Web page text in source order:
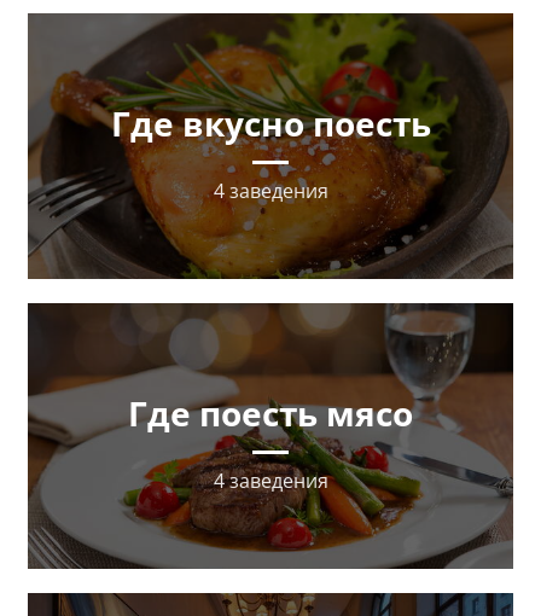
Где вкусно поесть
4 заведения
Где поесть мясо
4 заведения